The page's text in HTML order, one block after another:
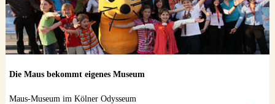
Die Maus bekommt eigenes Museum
Maus-Museum im Kölner Odysseum